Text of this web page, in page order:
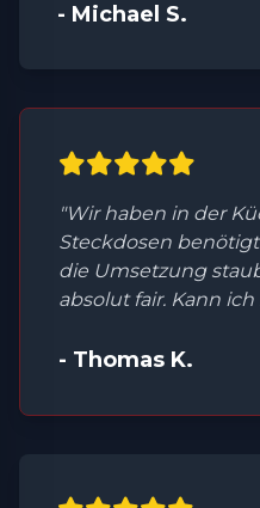
- Michael S.
"Wir haben in der
Steckdosen
die Umsetzung
absolut fair. Kann
- Thomas K.